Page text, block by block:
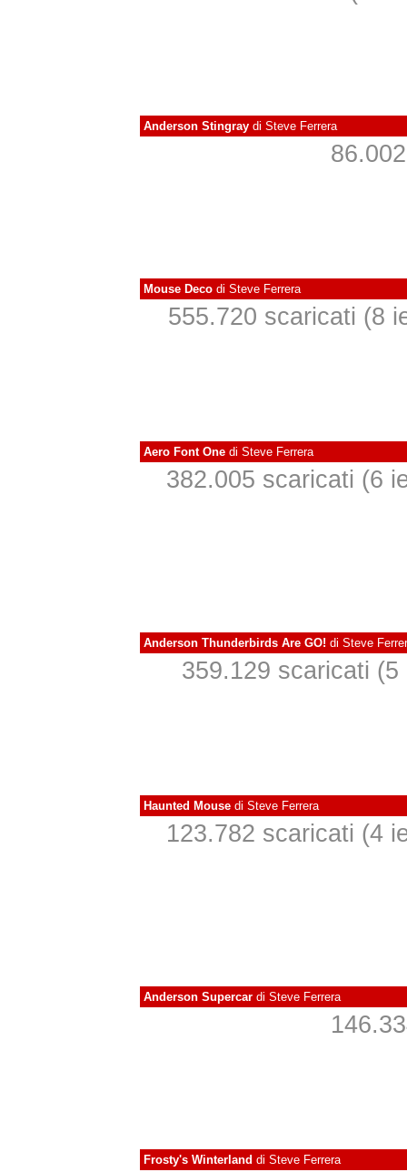
Anderson Stingray di Steve Ferrera
Mouse Deco di Steve Ferrera
555.720 scaricati (8
Aero Font One di Steve Ferrera
382.005 scaricati (6
Anderson Thunderbirds Are GO! di Steve
359.129 scaricati (5
Haunted Mouse di Steve Ferrera
123.782 scaricati (4
Anderson Supercar di Steve Ferrera
Frosty's Winterland di Steve Ferrera